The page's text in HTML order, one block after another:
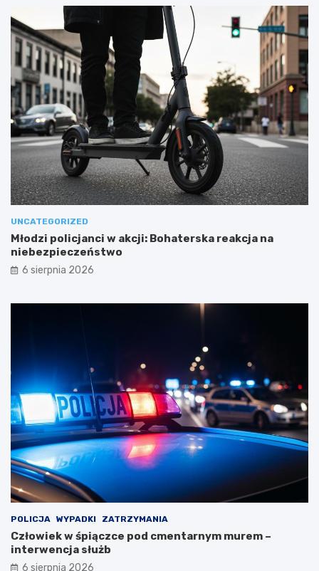
UNCATEGORIZED
Młodzi policjanci w akcji: Bohaterska reakcja na
niebezpieczeństwo
6 sierpnia 2026
POLICJA WYPADKI ZATRZYMANIA
Człowiek w śpiączce pod cmentarnym murem –
interwencja służb
6 sierpnia 2026